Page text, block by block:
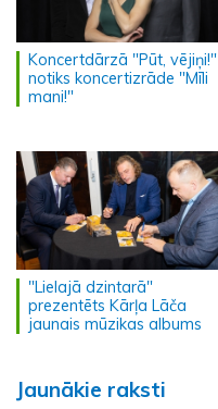
Koncertdārzā "Pūt, vējiņi!"
notiks koncertizrāde "Mīli
mani!"
"Lielajā dzintarā"
prezentēts Kārļa Lāča
jaunais mūzikas albums
Jaunākie raksti